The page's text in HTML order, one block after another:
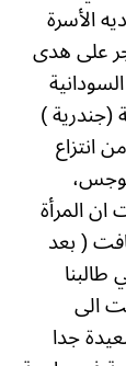
الأسرة
على هدى
(جندرية )
انتزاع
المرأة
( بعد
طالبنا
الى
جدا